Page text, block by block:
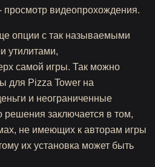
просмотр видеопрохождения.
опции с так называемыми
утилитами,
самой игры. Так можно
для Pizza Tower на
и неограниченные
решения заключается в том,
не имеющих к авторам игры
их установка может быть